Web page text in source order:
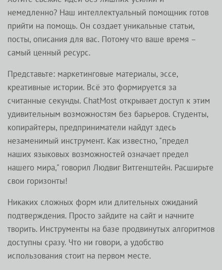
немедленно? Наш интеллектуальный помощник готов
прийти на помощь. Он создает уникальные статьи,
посты, описания для вас. Потому что ваше время –
самый ценный ресурс.
Представьте: маркетинговые материалы, эссе,
креативные истории. Всё это формируется за
считанные секунды. ChatMost открывает доступ к этим
удивительным возможностям без барьеров. Студенты,
копирайтеры, предприниматели найдут здесь
незаменимый инструмент. Как известно, "предел
наших языковых возможностей означает предел
нашего мира," говорил Людвиг Витгенштейн. Расширьте
свои горизонты!
Никаких сложных форм или длительных ожиданий
подтверждения. Просто зайдите на сайт и начните
творить. Инструменты на базе продвинутых алгоритмов
доступны сразу. Что ни говори, а удобство
использования стоит на первом месте.